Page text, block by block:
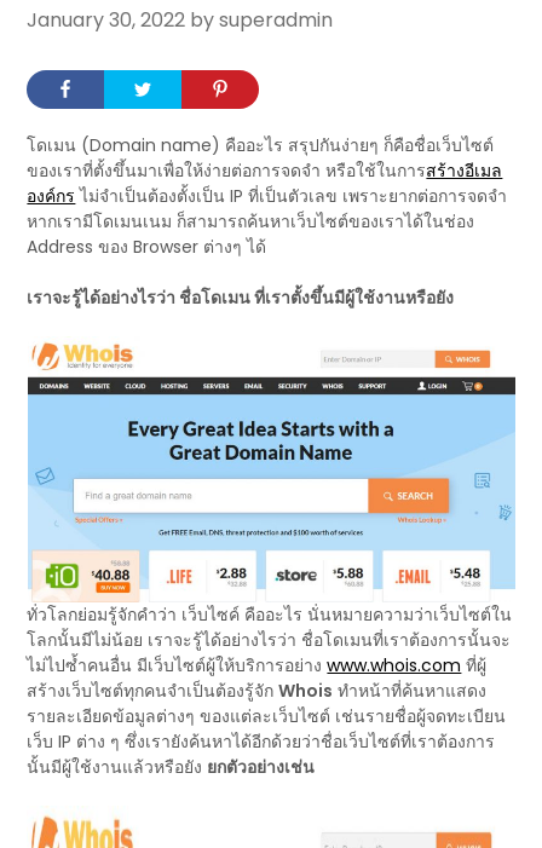
January 30, 2022 by superadmin
โดเมน (Domain name) คืออะไร สรุปกันง่ายๆ ก็คือชื่อเว็บไซต์
ของเราที่ตั้งขึ้นมาเพื่อให้ง่ายต่อการจดจำ หรือใช้ในการสร้างอีเมล
องค์กร ไม่จำเป็นต้องตั้งเป็น IP ที่เป็นตัวเลข เพราะยากต่อการจดจำ
หากเรามีโดเมนเนม ก็สามารถค้นหาเว็บไซต์ของเราได้ในช่อง
Address ของ Browser ต่างๆ ได้
เราจะรู้ได้อย่างไรว่า ชื่อโดเมน ที่เราตั้งขึ้นมีผู้ใช้งานหรือยัง
ทั่วโลกย่อมรู้จักคำว่า เว็บไซค์ คืออะไร นั่นหมายความว่าเว็บไซต์ใน
โลกนั้นมีไม่น้อย เราจะรู้ได้อย่างไรว่า ชื่อโดเมนที่เราต้องการนั้นจะ
ไม่ไปซ้ำคนอื่น มีเว็บไซต์ผู้ให้บริการอย่างwww.whois.com ที่ผู้
สร้างเว็บไซต์ทุกคนจำเป็นต้องรู้จักWhois ทำหน้าที่ค้นหาแสดง
รายละเอียดข้อมูลต่างๆ ของแต่ละเว็บไซต์ เช่นรายชื่อผู้จดทะเบียน
เว็บ IP ต่าง ๆ ซึ่งเรายังค้นหาได้อีกด้วยว่าชื่อเว็บไซต์ที่เราต้องการ
นั้นมีผู้ใช้งานแล้วหรือยัง ยกตัวอย่างเช่น